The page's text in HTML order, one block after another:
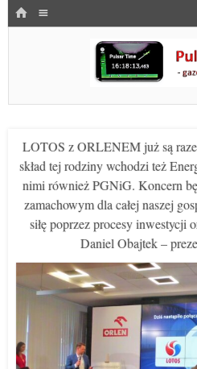
HOME
Pulsarowy.pl
LOTOS z ORLENEM już są
skład tej rodziny wchodzi też
nimi również PGNiG. Koncern
zamachowym dla całej naszej
siłę poprzez procesy inwestycji
Daniel Obajtek –